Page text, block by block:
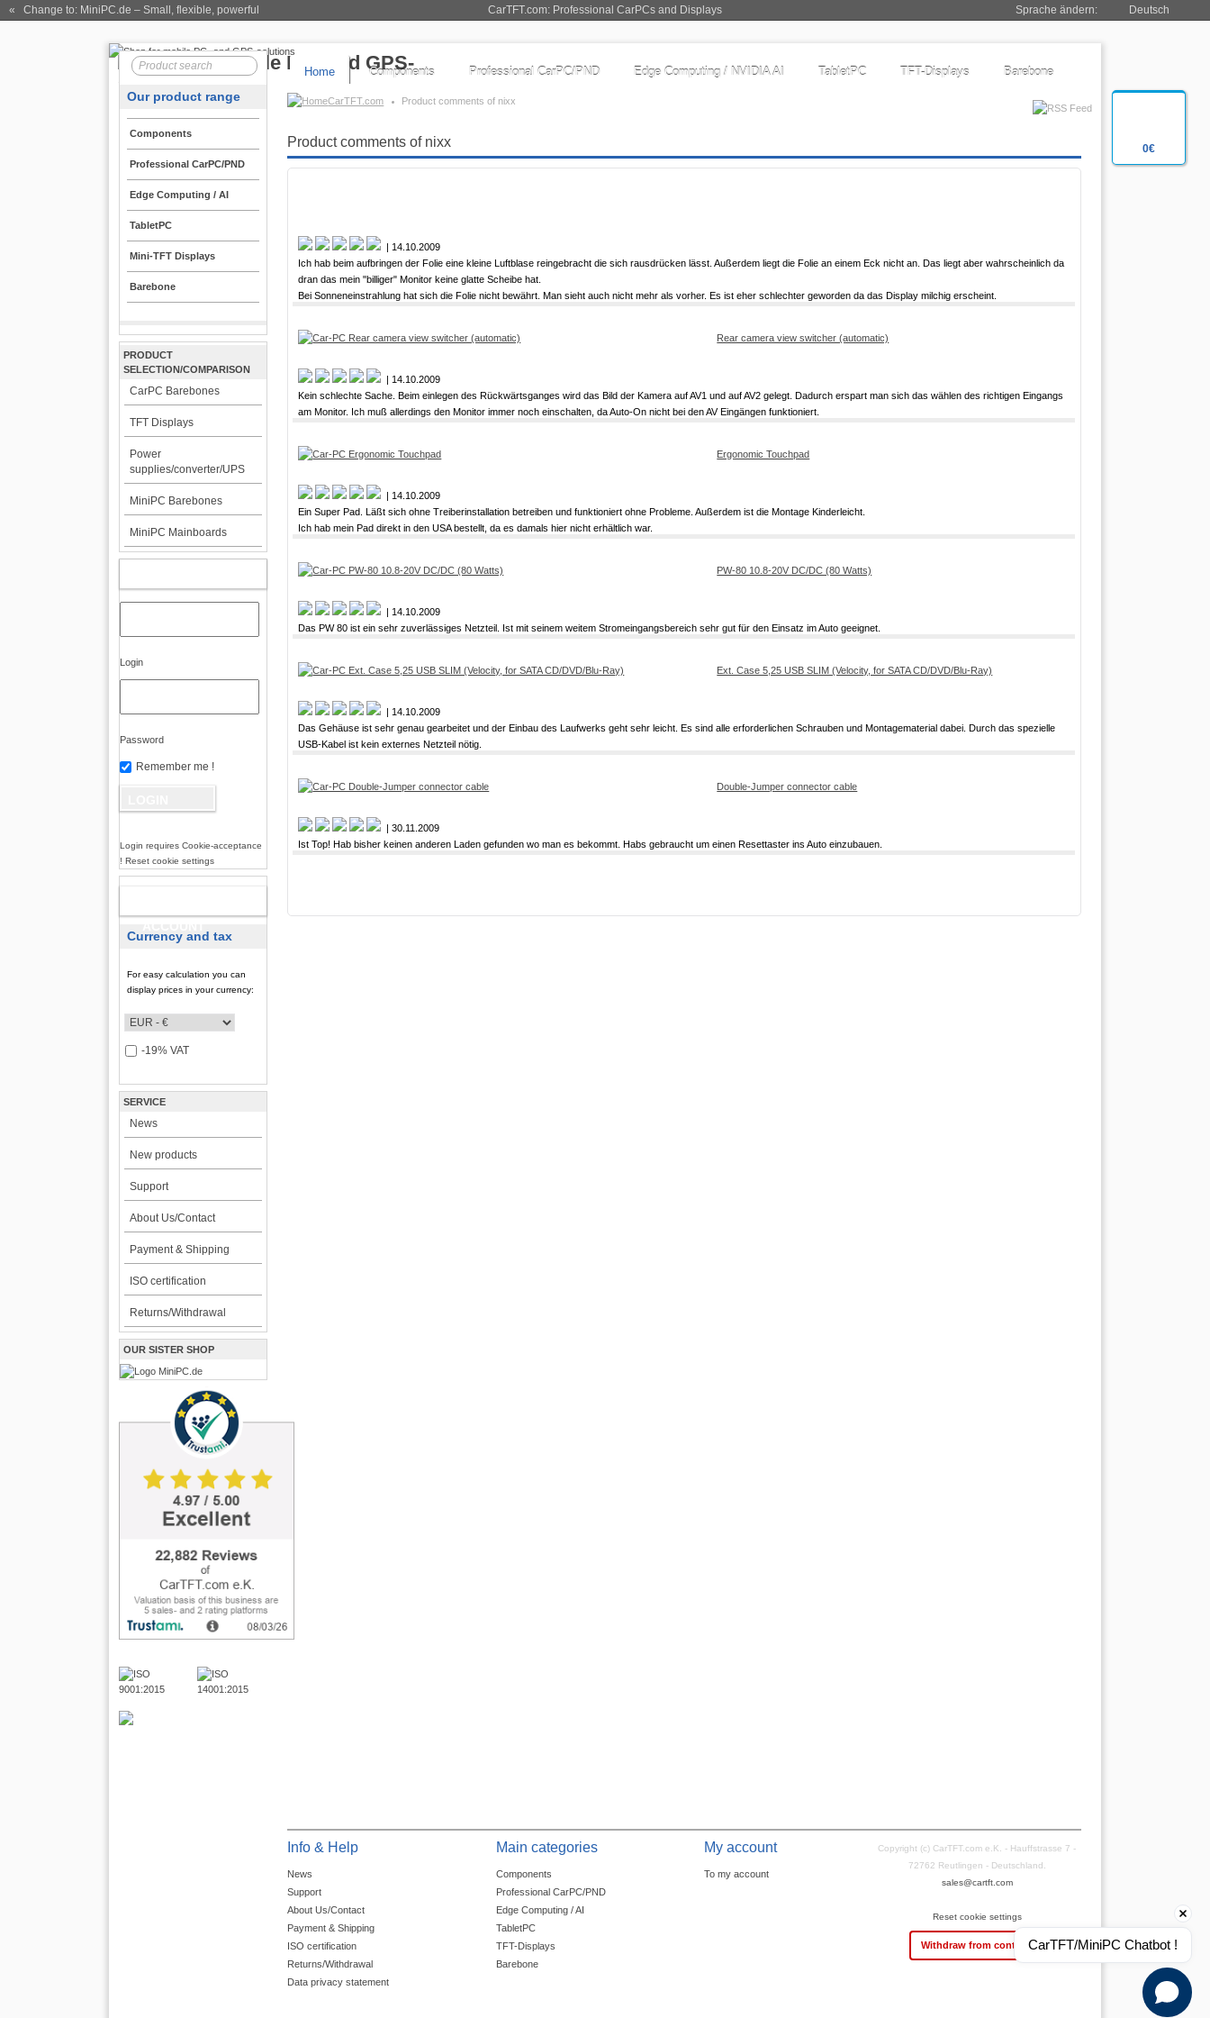
0€
CarTFT.com: Professional CarPCs and Displays
« Change to: MiniPC.de – Small, flexible, powerful Sprache ändern: Deutsch
Home Components Professional CarPC/PND Edge Computing / NVIDIA AI TabletPC TFT-Displays Barebone
CarTFT.com Product comments of nixx
Our product range
Components
Professional CarPC/PND
Edge Computing / AI
TabletPC
Mini-TFT Displays
Barebone
PRODUCT
SELECTION/COMPARISON
CarPC Barebones
TFT Displays
Power
supplies/converter/UPS
MiniPC Barebones
MiniPC Mainboards
Login
Password
Remember me !
Login requires Cookie-acceptance
! Reset cookie settings
Currency and tax
For easy calculation you can
display prices in your currency:
-19% VAT
SERVICE
News
New products
Support
About Us/Contact
Payment & Shipping
ISO certification
Returns/Withdrawal
OUR SISTER SHOP
Product comments of nixx
| 14.10.2009
Ich hab beim aufbringen der Folie eine kleine Luftblase reingebracht die sich rausdrücken lässt. Außerdem liegt die Folie an einem Eck nicht an. Das liegt aber wahrscheinlich da
dran das mein "billiger" Monitor keine glatte Scheibe hat.
Bei Sonneneinstrahlung hat sich die Folie nicht bewährt. Man sieht auch nicht mehr als vorher. Es ist eher schlechter geworden da das Display milchig erscheint.
Rear camera view switcher (automatic)
| 14.10.2009
Kein schlechte Sache. Beim einlegen des Rückwärtsganges wird das Bild der Kamera auf AV1 und auf AV2 gelegt. Dadurch erspart man sich das wählen des richtigen Eingangs
am Monitor. Ich muß allerdings den Monitor immer noch einschalten, da Auto-On nicht bei den AV Eingängen funktioniert.
Ergonomic Touchpad
| 14.10.2009
Ein Super Pad. Läßt sich ohne Treiberinstallation betreiben und funktioniert ohne Probleme. Außerdem ist die Montage Kinderleicht.
Ich hab mein Pad direkt in den USA bestellt, da es damals hier nicht erhältlich war.
PW-80 10.8-20V DC/DC (80 Watts)
| 14.10.2009
Das PW 80 ist ein sehr zuverlässiges Netzteil. Ist mit seinem weitem Stromeingangsbereich sehr gut für den Einsatz im Auto geeignet.
Ext. Case 5,25 USB SLIM (Velocity, for SATA CD/DVD/Blu-Ray)
| 14.10.2009
Das Gehäuse ist sehr genau gearbeitet und der Einbau des Laufwerks geht sehr leicht. Es sind alle erforderlichen Schrauben und Montagematerial dabei. Durch das spezielle
USB-Kabel ist kein externes Netzteil nötig.
Double-Jumper connector cable
| 30.11.2009
Ist Top! Hab bisher keinen anderen Laden gefunden wo man es bekommt. Habs gebraucht um einen Resettaster ins Auto einzubauen.
Info & Help
News
Support
About Us/Contact
Payment & Shipping
ISO certification
Returns/Withdrawal
Data privacy statement
Main categories
Components
Professional CarPC/PND
Edge Computing / AI
TabletPC
TFT-Displays
Barebone
My account
To my account
Copyright (c) CarTFT.com e.K. - Hauffstrasse 7 -
72762 Reutlingen - Deutschland.
sales@cartft.com
Reset cookie settings
Withdraw from contractCarTFT/MiniPC Chatbot !